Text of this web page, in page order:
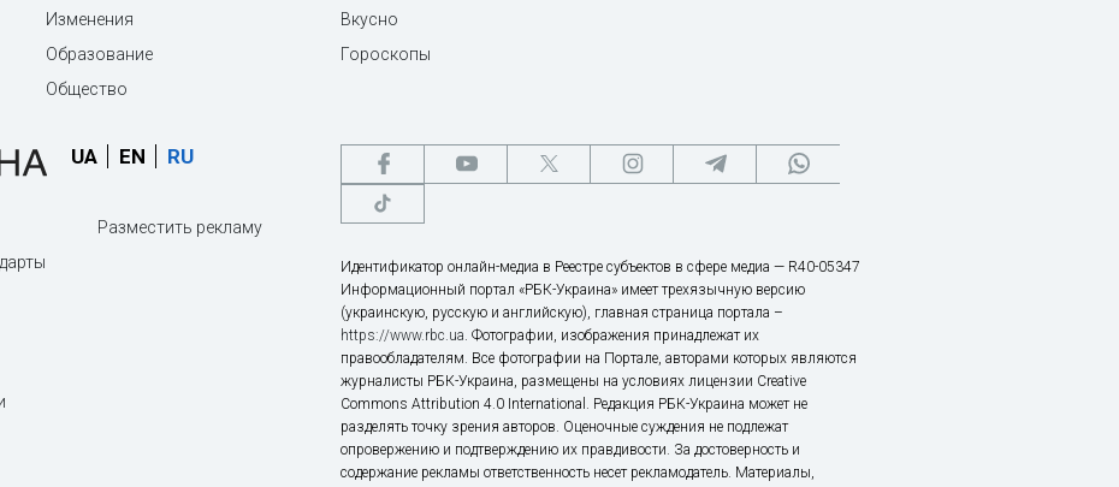
Изменения
Образование
Общество
Вкусно
Гороскопы
UA EN RU
Разместить рекламу
Идентификатор онлайн-медиа в Реестре субъектов в сфере медиа — R40-05347
Информационный портал «РБК-Украина» имеет трехязычную версию
(украинскую, русскую и английскую), главная страница портала –
https://www.rbc.ua. Фотографии, изображения принадлежат их
правообладателям. Все фотографии на Портале, авторами которых являются
журналисты РБК-Украина, размещены на условиях лицензии Creative
Commons Attribution 4.0 International. Редакция РБК-Украина может не
разделять точку зрения авторов. Оценочные суждения не подлежат
опровержению и подтверждению их правдивости. За достоверность и
содержание рекламы ответственность несет рекламодатель. Материалы,